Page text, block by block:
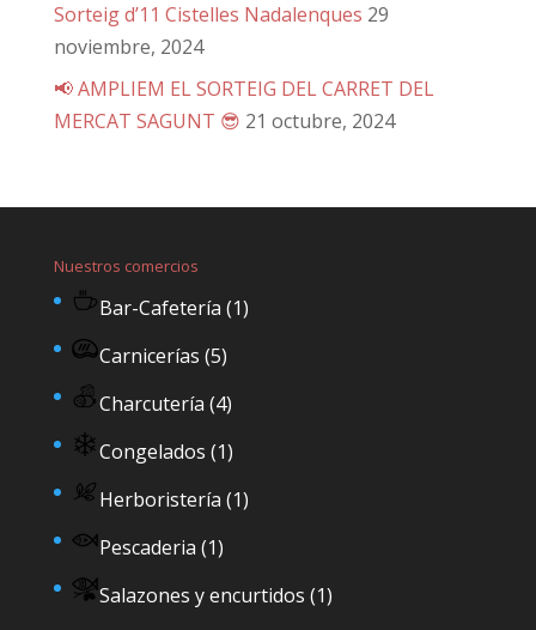
Sorteig d’11 Cistelles Nadalenques 29
noviembre, 2024
📢 AMPLIEM EL SORTEIG DEL CARRET DEL
MERCAT SAGUNT 😎 21 octubre, 2024
Nuestros comercios
Bar-Cafetería (1)
Carnicerías (5)
Charcutería (4)
Congelados (1)
Herboristería (1)
Pescaderia (1)
Salazones y encurtidos (1)